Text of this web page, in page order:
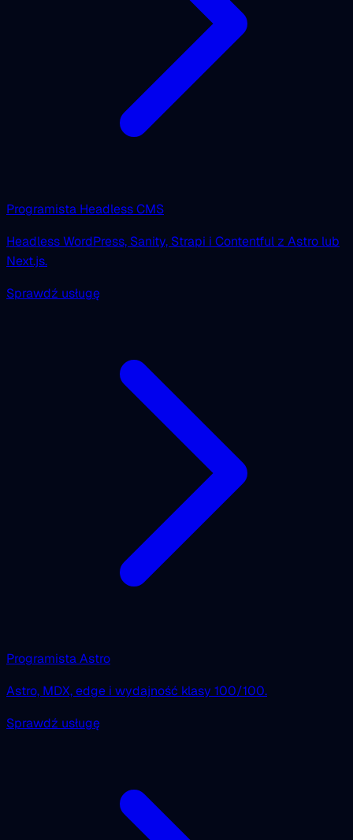
Programista Headless CMS
Headless WordPress, Sanity, Strapi i Contentful z Astro lub
Next.js.
Sprawdź usługę
Programista Astro
Astro, MDX, edge i wydajność klasy 100/100.
Sprawdź usługę